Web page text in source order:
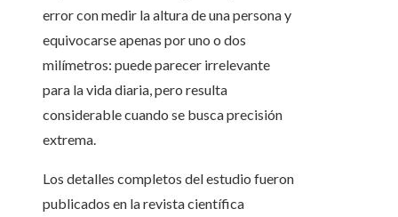
error con medir la altura de una persona y
equivocarse apenas por uno o dos
milímetros: puede parecer irrelevante
para la vida diaria, pero resulta
considerable cuando se busca precisión
extrema.
Los detalles completos del estudio fueron
publicados en la revista científica